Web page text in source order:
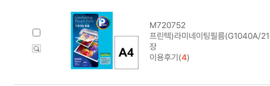
M720752
프린텍)라미네이팅필름
장
이용후기(4)